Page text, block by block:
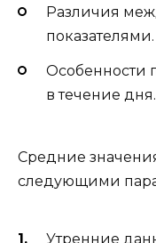
Различия
показателями.
Особенности
в течение дня.
Средние
следующими
Утренние